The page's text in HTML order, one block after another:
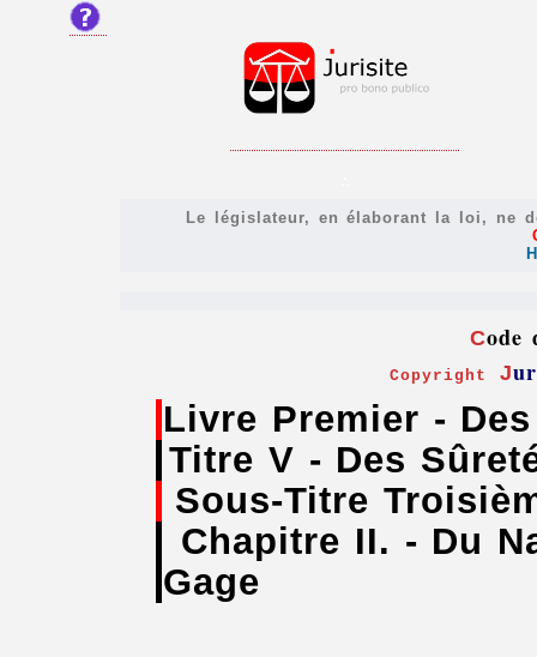
Le législateur, en élaborant la loi, ne
Code
Copyright J
Livre Premier -
Titre V - Des
Sous-Titre
Chapitre II. - Du
Gage